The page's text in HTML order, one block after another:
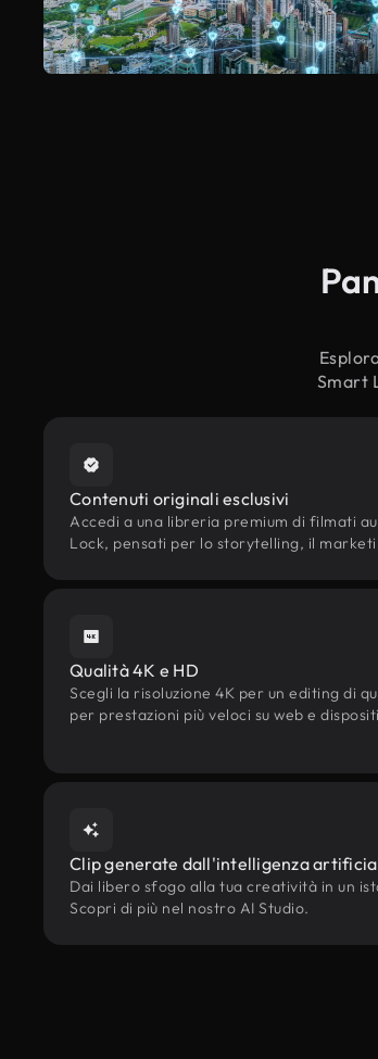
Smart
Contenuti originali esclusivi
Accedi a una libreria premium di filmati
Lock, pensati per lo storytelling, il
Qualità 4K e HD
Scegli la risoluzione 4K per un editing di
per prestazioni più veloci su web e
Clip generate dall'intelligenza
Dai libero sfogo alla tua creatività in un
Scopri di più nel nostro AI Studio.